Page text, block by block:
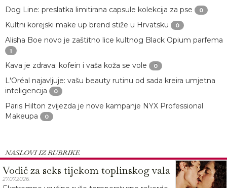
Dog Line: preslatka limitirana capsule kolekcija za pse 0
Kultni korejski make up brend stiže u Hrvatsku 0
Alisha Boe novo je zaštitno lice kultnog Black Opium parfema
1
Kava je zdrava: kofein i vaša koža se vole 0
L'Oréal najavljuje: vašu beauty rutinu od sada kreira umjetna
inteligencija
0
Paris Hilton zvijezda je nove kampanje NYX Professional
Makeupa
0
NASLOVI IZ RUBRIKE
Vodič za seks tijekom toplinskog vala
27.07.2026.